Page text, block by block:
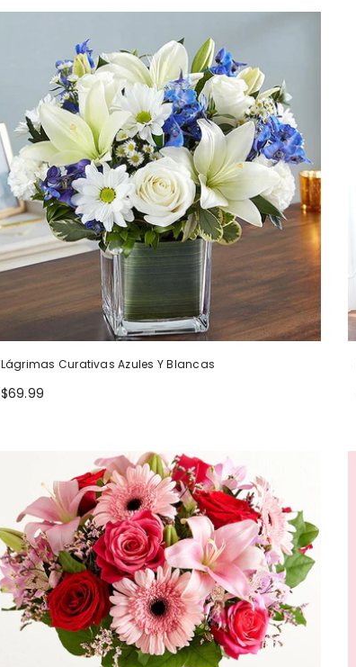
Lágrimas Curativas Azules Y Blancas
$69.99